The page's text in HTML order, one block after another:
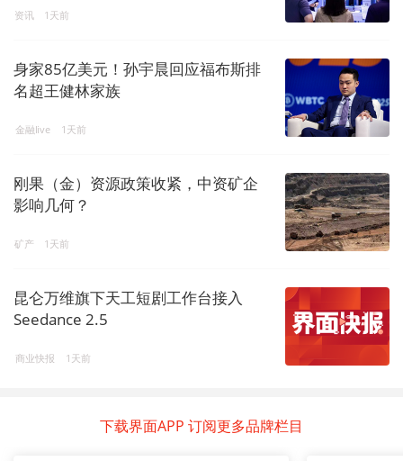
资讯 1天前
身家85亿美元！孙宇晨回应福布斯排
名超王健林家族
金融live 1天前
刚果（金）资源政策收紧，中资矿企
影响几何？
矿产 1天前
昆仑万维旗下天工短剧工作台接入
Seedance 2.5
商业快报 1天前
下载界面APP 订阅更多品牌栏目